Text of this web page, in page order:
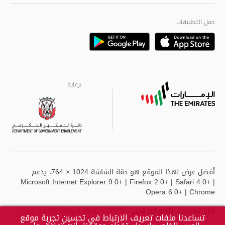
مراكز خدمة أبوظبى
حمل التطبيقات
Google
Playstore
برعاية
برعاية
أفضل عرض لهذا الموقع هو دقة الشاشة 1024 × 764، يدعم
Microsoft Internet Explorer 9.0+ | Firefox 2.0+ | Safari 4.0+ |
Opera 6.0+ | Chrome
آخر تحديث للموقع في- 2026-05-06 الوقت 11:00 صباحًا
تساعدنا ملفات تعريف الارتباط في تحسين تجربة موقع